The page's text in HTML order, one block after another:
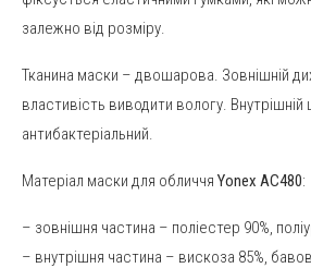
залежно від розміру.
Тканина маски – двошарова. Зовнішній
властивість виводити вологу.
антибактеріальний.
Матеріал маски для обличчя Yonex AC480:
– зовнішня частина – поліестер 90%,
– внутрішня частина – вискоза 85%,